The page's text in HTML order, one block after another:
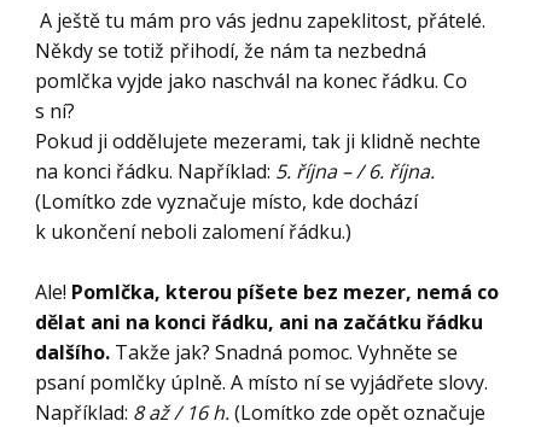
A ještě tu mám pro vás jednu zapeklitost, přátelé.
Někdy se totiž přihodí, že nám ta nezbedná
pomlčka vyjde jako naschvál na konec řádku. Co
s ní?
Pokud ji oddělujete mezerami, tak ji klidně nechte
na konci řádku. Například: 5. října – / 6. října.
(Lomítko zde vyznačuje místo, kde dochází
k ukončení neboli zalomení řádku.)
Ale! Pomlčka, kterou píšete bez mezer, nemá co
dělat ani na konci řádku, ani na začátku řádku
dalšího. Takže jak? Snadná pomoc. Vyhněte se
psaní pomlčky úplně. A místo ní se vyjádřete slovy.
Například: 8 až / 16 h.(Lomítko zde opět označuje